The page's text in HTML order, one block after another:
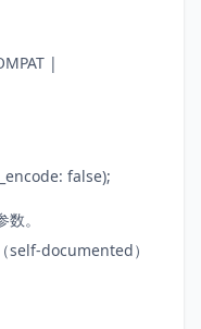
|
false);
。
self-documented）